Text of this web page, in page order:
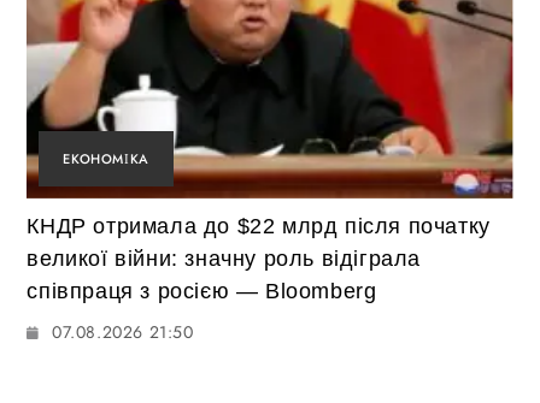
ЕКОНОМІКА
КНДР отримала до $22 млрд після початку
великої війни: значну роль відіграла
співпраця з росією — Bloomberg
07.08.2026 21:50